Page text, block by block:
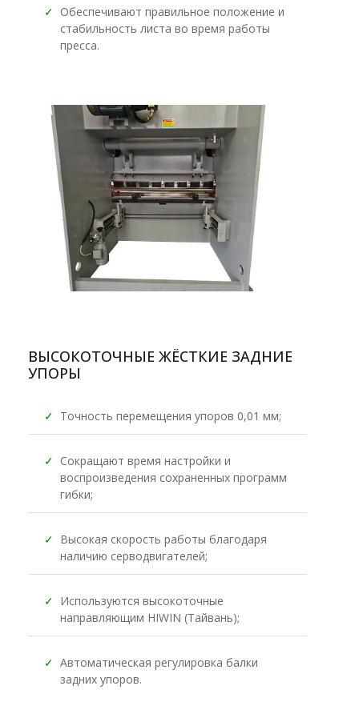
✓ Обеспечивают правильное положение и
стабильность листа во время работы
пресcа.
ВЫСОКОТОЧНЫЕ ЖЁСТКИЕ ЗАДНИЕ
УПОРЫ
✓ Точность перемещения упоров 0,01 мм;
✓ Сокращают время настройки и
воспроизведения сохраненных программ
гибки;
✓ Высокая скорость работы благодаря
наличию серводвигателей;
✓ Используются высокоточные
направляющим HIWIN (Тайвань);
✓ Автоматическая регулировка балки
задних упоров.